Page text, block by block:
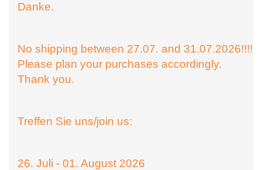
Danke.
No shipping between 27.07. and 31.07.2026!!!!
Please plan your purchases accordingly.
Thank you.
Treffen Sie uns/join us:
26. Juli - 01. August 2026